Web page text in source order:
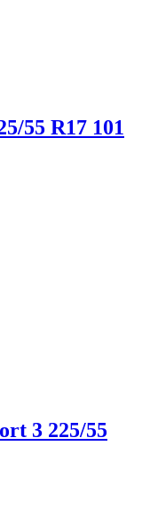
55 R17 101
3 225/55